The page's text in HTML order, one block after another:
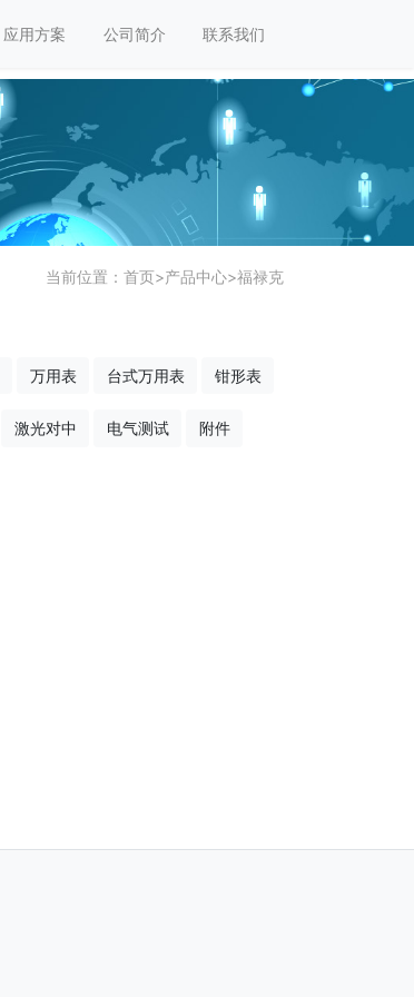
应用方案 公司简介 联系我们
当前位置： 首页>产品中心>福禄克
万用表 台式万用表 钳形表
激光对中 电气测试 附件